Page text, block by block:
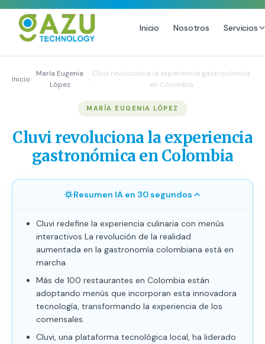
Inicio Nosotros Servicios
Email Marketing y SMS
Growth Youtube ↗
Producción de Videos
Inicio›
María Eugenia
López
›
Cluvi revoluciona la experiencia gastronómica
en Colombia
MARÍA EUGENIA LÓPEZ
Cluvi revoluciona la experiencia
gastronómica en Colombia
Resumen IA en 30 segundos
Cluvi redefine la experiencia culinaria con menús
interactivos La revolución de la realidad
aumentada en la gastronomía colombiana está en
marcha.
Más de 100 restaurantes en Colombia están
adoptando menús que incorporan esta innovadora
tecnología, transformando la experiencia de los
comensales.
Cluvi, una plataforma tecnológica local, ha liderado